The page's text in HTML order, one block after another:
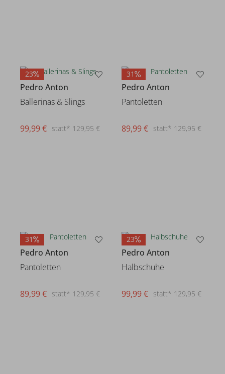
23
Pedro Anton
Ballerinas & Slings
statt* 129,95 €
99,99 €
31
Pedro Anton
Pantoletten
statt* 129,95 €
89,99 €
31
Pedro Anton
Pantoletten
statt* 129,95 €
89,99 €
23
Pedro Anton
Halbschuhe
statt* 129,95 €
99,99 €